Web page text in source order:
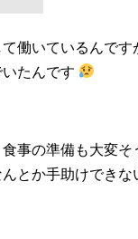
働いているんで
たんです
事の準備も大変そ
とか手助けできな